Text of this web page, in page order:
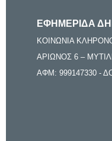
ΕΦΗΜΕΡΙΔΑ
ΚΟΙΝΩΝΙΑ
ΑΡΙΩΝΟΣ 6 –
ΑΦΜ: 999147330 -